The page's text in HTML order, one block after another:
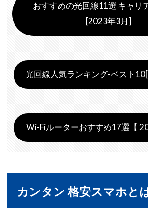
おすすめの光回線11選 キャリ
[2023年3月]
光回線人気ランキング-ベスト
Wi-Fiルーターおすすめ17選【
カンタン 格安スマホと